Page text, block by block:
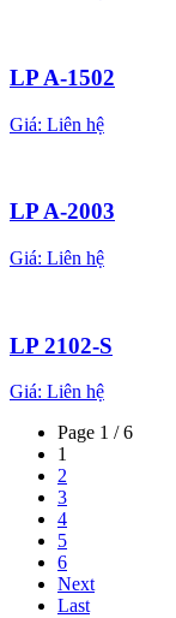
LP A-1502
Giá: Liên hệ
LP A-2003
Giá: Liên hệ
LP 2102-S
Giá: Liên hệ
Page 1 / 6
1
2
3
4
5
6
Next
Last